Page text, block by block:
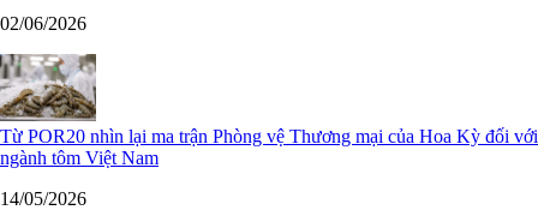
02/06/2026
Từ POR20 nhìn lại ma trận Phòng vệ Thương mại của Hoa Kỳ đối với
ngành tôm Việt Nam
14/05/2026